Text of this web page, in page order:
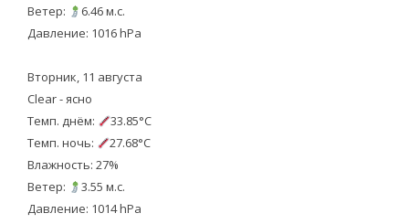
Ветер:
6.46 м.с.
Давление: 1016 hPa
Вторник, 11 августа
Clear - ясно
Темп. днём:
33.85°C
Темп. ночь:
27.68°C
Влажность: 27%
Ветер:
3.55 м.с.
Давление: 1014 hPa